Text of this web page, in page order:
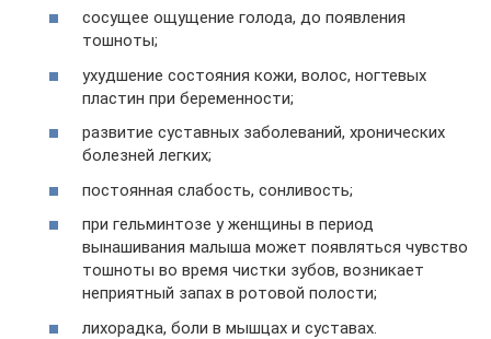
сосущее ощущение голода, до появления
тошноты;
ухудшение состояния кожи, волос, ногтевых
пластин при беременности;
развитие суставных заболеваний, хронических
болезней легких;
постоянная слабость, сонливость;
при гельминтозе у женщины в период
вынашивания малыша может появляться чувство
тошноты во время чистки зубов, возникает
неприятный запах в ротовой полости;
лихорадка, боли в мышцах и суставах.